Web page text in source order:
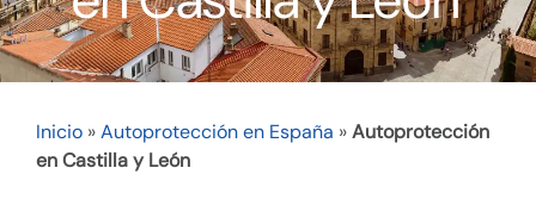
Inicio »Autoprotección en España »Autoprotección
en Castilla y León